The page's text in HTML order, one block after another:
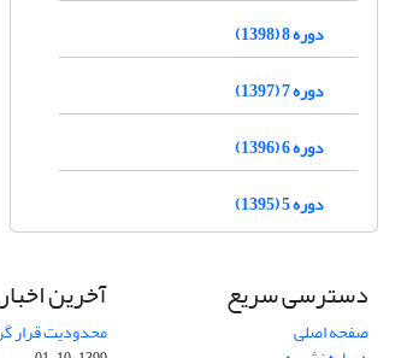
دوره 8 (1398)
دوره 7 (1397)
دوره 6 (1396)
دوره 5 (1395)
دسترسی سریع
صفحه اصلی
آخرین اخبار
محدودیت قرار